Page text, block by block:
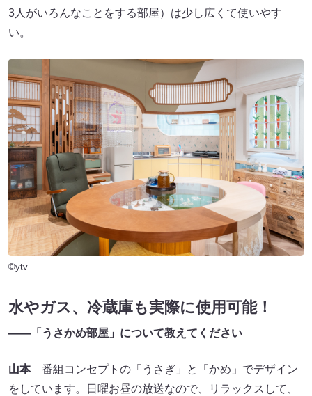
3人がいろんなことをする部屋）は少し広くて使いやす
い。
©ytv
水やガス、冷蔵庫も実際に使用可能！
――「うさかめ部屋」について教えてください
山本番組コンセプトの「うさぎ」と「かめ」でデザイン
をしています。日曜お昼の放送なので、リラックスして、